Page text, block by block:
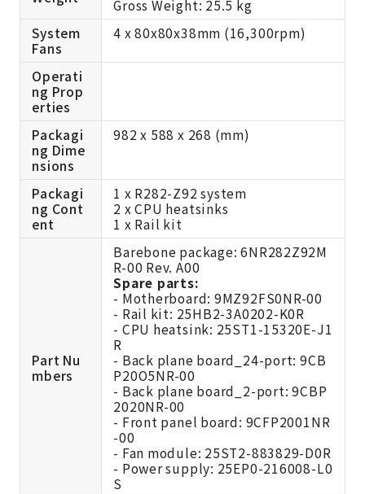
Gross Weight: 25.5 kg
System
Fans
4 x 80x80x38mm (16,300rpm)
Operati
ng Prop
erties
Packagi
ng Dime
nsions
982 x 588 x 268 (mm)
Packagi
ng Cont
ent
1 x R282-Z92 system
2 x CPU heatsinks
1 x Rail kit
Part Nu
mbers
Barebone package: 6NR282Z92M
R-00 Rev. A00
Spare parts:
- Motherboard: 9MZ92FS0NR-00
- Rail kit: 25HB2-3A0202-K0R
- CPU heatsink: 25ST1-15320E-J1
R
- Back plane board_24-port: 9CB
P20O5NR-00
- Back plane board_2-port: 9CBP
2020NR-00
- Front panel board: 9CFP2001NR
-00
- Fan module: 25ST2-883829-D0R
- Power supply: 25EP0-216008-L0
S